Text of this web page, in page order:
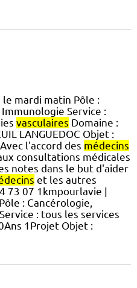
mardi matin Pôle :
Service :
vasculaires Domaine :
LANGUEDOC Objet :
l'accord des médecins
consultations médicales
notes dans le but d'aider
et les autres
73 07 1kmpourlavie |
: Cancérologie,
Service : tous les services
1Projet Objet :